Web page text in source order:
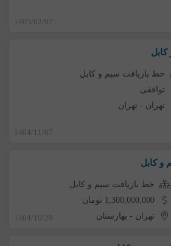
1405/02/07
خط بازیافت سیم و کابل
توافقی
تهران - تهران
1404/11/07
و کابل
خط بازیافت سیم و کابل
1,300,000,000 تومان
تهران - بهارستان 1404/10/29